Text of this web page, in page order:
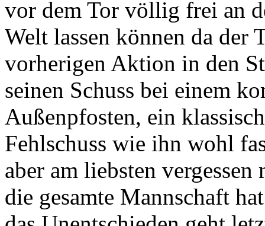
vor dem Tor völlig frei an
Welt lassen können da der
vorherigen Aktion in den
seinen Schuss bei einem
Außenpfosten, ein
Fehlschuss wie ihn wohl
aber am liebsten
die gesamte Mannschaft